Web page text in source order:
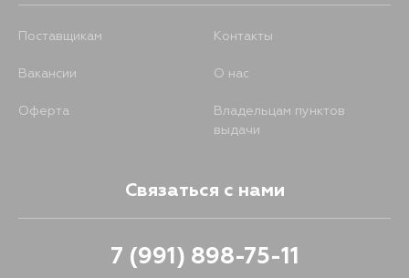
Поставщикам Контакты
Вакансии О нас
Оферта
Владельцам пунктов
выдачи
Связаться с нами
7 (991) 898-75-11